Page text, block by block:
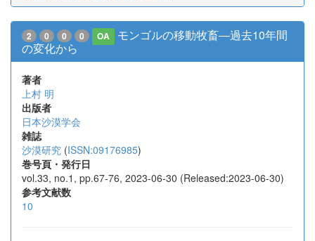
2 0 0 0 OA
モンゴルの移動牧畜―過去10年間
の変化から
著者
上村 明
出版者
日本沙漠学会
雑誌
沙漠研究 (ISSN:09176985)
巻号頁・発行日
vol.33, no.1, pp.67-76, 2023-06-30 (Released:2023-06-30)
参考文献数
10